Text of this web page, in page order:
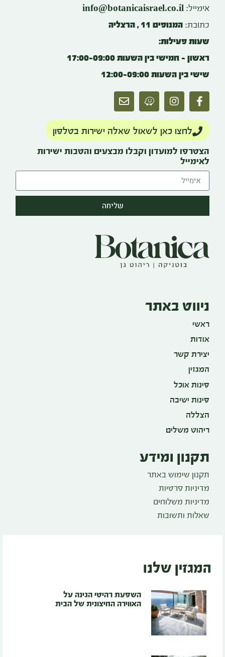
אימייל: info@botanicaisrael.co.il
כתובת: המנופים 11 , הרצליה
שעות פעילות:
ראשון – חמישי בין השעות 17:00-09:00
שישי בין השעות 12:00-09:00
לחצו כאן לשאול שאלה ישירות בטלפון
הצטרפו למועדון וקבלו מבצעים והטבות ישירות
לאימייל
שליחה
ניווט באתר
ראשי
אודות
יצירת קשר
המגזין
פינות אוכל
פינות ישיבה
הצללה
ריהוט משלים
תקנון ומידע
תקנון שימוש באתר
מדיניות פרטיות
מדיניות משלוחים
שאלות ותשובות
המגזין שלנו
השפעת רהיטי הגינה על
האווירה החיצונית של הבית